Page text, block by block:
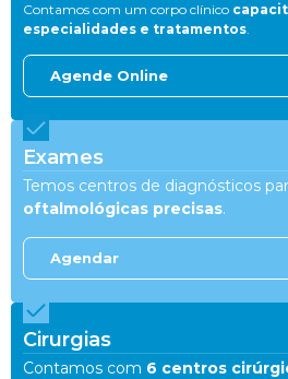
Contamos com um corpo clínico
especialidades e tratamentos.
Agende Online
Exames
Temos centros de diagnósticos
oftalmológicas precisas.
Agendar
Cirurgias
Contamos com 6 centros